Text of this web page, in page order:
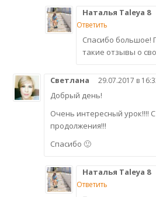
Наталья Taleya 8
Ответить
Спасибо большое!
такие отзывы о
Светлана 29.07.2017 в
Добрый день!
Очень интересный урок!!!!
продолжения!!!
Спасибо 🙂
Наталья Taleya 8
Ответить